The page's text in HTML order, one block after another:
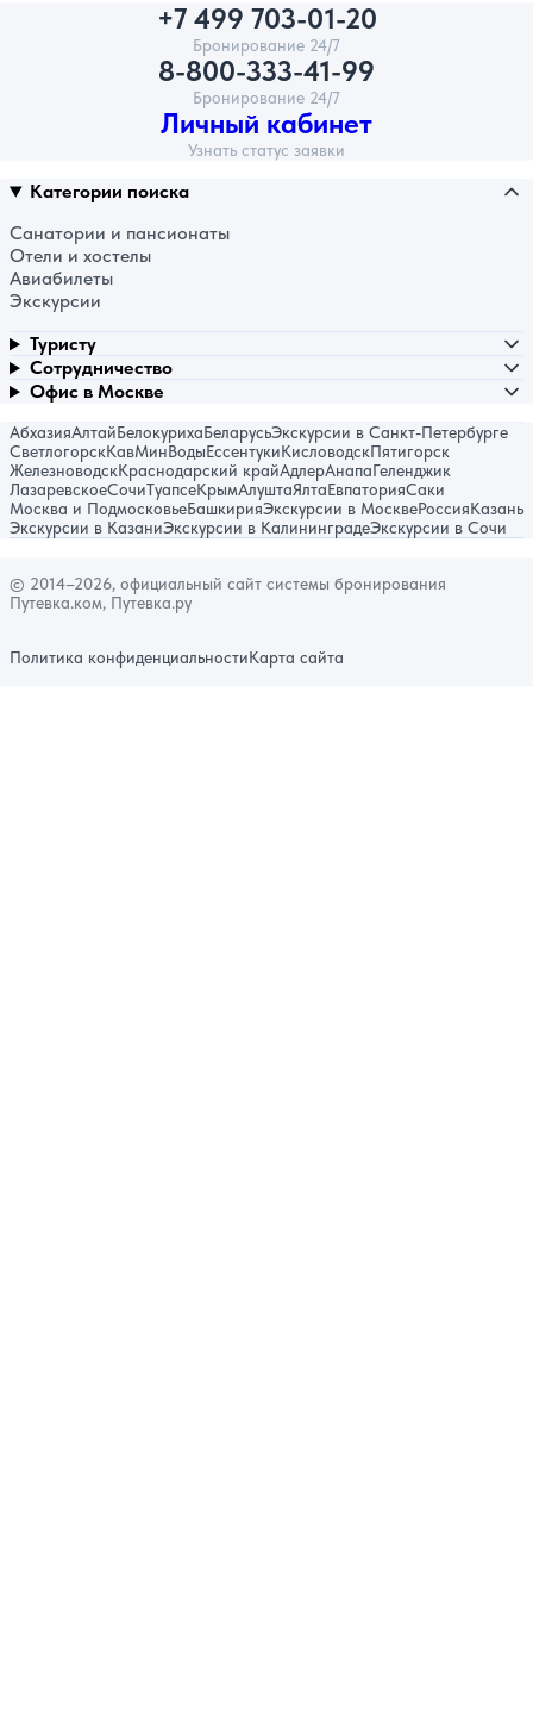
+7 499 703-01-20
Бронирование 24/7
8-800-333-41-99
Бронирование 24/7
Личный кабинет
Узнать статус заявки
Категории поиска
Санатории и пансионаты
Отели и хостелы
Авиабилеты
Экскурсии
Туристу
Сотрудничество
Офис в Москве
АбхазияАлтайБелокурихаБеларусьЭкскурсии в Санкт-Петербурге
СветлогорскКавМинВодыЕссентукиКисловодскПятигорск
ЖелезноводскКраснодарский крайАдлерАнапаГеленджик
ЛазаревскоеСочиТуапсеКрымАлуштаЯлтаЕвпаторияСаки
Москва и ПодмосковьеБашкирияЭкскурсии в МосквеРоссияКазань
Экскурсии в КазаниЭкскурсии в КалининградеЭкскурсии в Сочи
© 2014–2026, официальный сайт системы бронирования
Путевка.ком, Путевка.ру
Политика конфиденциальностиКарта сайта